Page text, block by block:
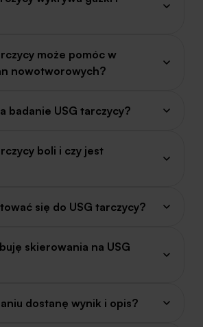
może pomóc w
nowotworowych?
badanie USG tarczycy?
boli i czy jest
się do USG tarczycy?
skierowania na USG
dostanę wynik i opis?